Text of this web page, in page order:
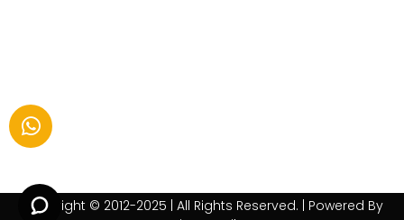
Copyright © 2012-2025 | All Rights Reserved. | Powered By